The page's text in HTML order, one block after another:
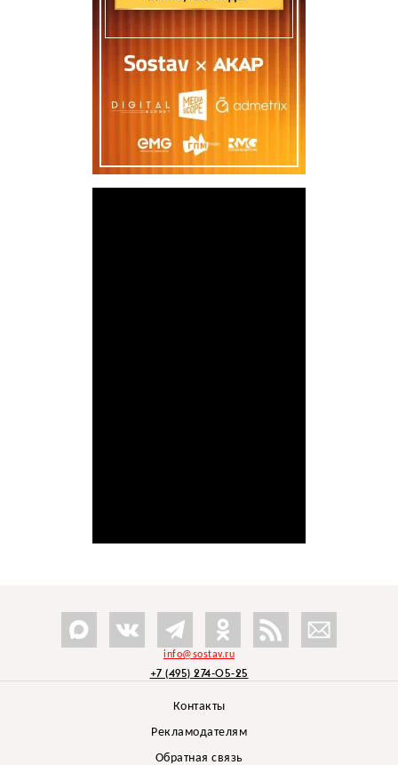
info@sostav.ru
+7 (495) 274-05-25
Контакты
Рекламодателям
Обратная связь